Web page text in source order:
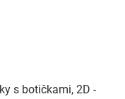
s botičkami, 2D -